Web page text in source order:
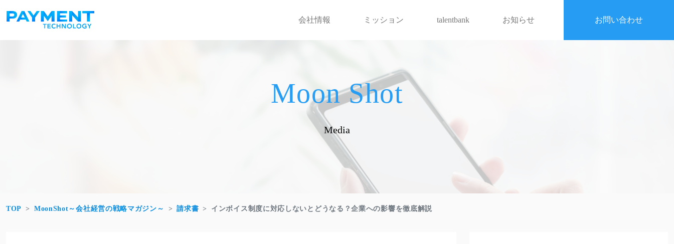
メインナビゲーション 会社情報 ミッション talentbank お知らせ お問い合わせ
Moon Shot
Media
TOP MoonShot～会社経営の戦略マガジン～ 請求書 インボイス制度に対応しないとどうなる？企業への影響を徹底解説